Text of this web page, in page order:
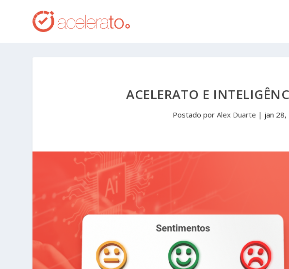
ACELERATO E
Postado porAlex Duarte | jan 28,